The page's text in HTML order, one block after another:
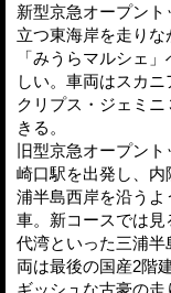
新型京急オープン
立つ東海岸を走り
「みうらマルシェ
しい。車両はスカ
クリプス・ジェミ
きる。
旧型京急オープン
崎口駅を出発し、
浦半島西岸を沿う
車。新コースでは
代湾といった三浦
両は最後の国産2階
ギッシュな古豪の走